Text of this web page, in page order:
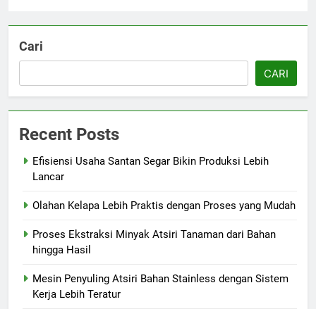
Cari
CARI
Recent Posts
Efisiensi Usaha Santan Segar Bikin Produksi Lebih
Lancar
Olahan Kelapa Lebih Praktis dengan Proses yang Mudah
Proses Ekstraksi Minyak Atsiri Tanaman dari Bahan
hingga Hasil
Mesin Penyuling Atsiri Bahan Stainless dengan Sistem
Kerja Lebih Teratur